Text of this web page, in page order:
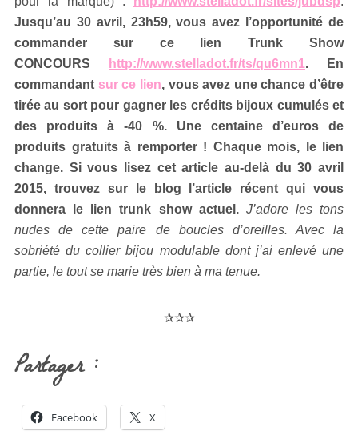
Jusqu’au 30 avril, 23h59, vous avez l’opportunité de
commander sur ce lien Trunk Show
CONCOURS
http://www.stelladot.fr/ts/qu6mn1. En
commandant sur ce lien, vous avez une chance d’être
tirée au sort pour gagner les crédits bijoux cumulés et
des produits à -40 %. Une centaine d’euros de
produits gratuits à remporter ! Chaque mois, le lien
change. Si vous lisez cet article au-delà du 30 avril
2015, trouvez sur le blog l’article récent qui vous
donnera le lien trunk show actuel. J’adore les tons
nudes de cette paire de boucles d’oreilles. Avec la
sobriété du collier bijou modulable dont j’ai enlevé une
partie, le tout se marie très bien à ma tenue.
✰✰✰
Partager :
Facebook X